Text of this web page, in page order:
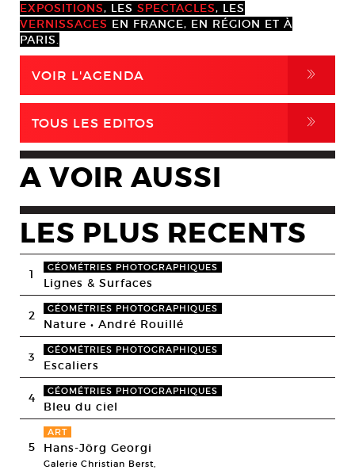
EXPOSITIONS, LES SPECTACLES, LES
VERNISSAGES EN FRANCE, EN RÉGION ET À
PARIS.
VOIR L'AGENDA ,
TOUS LES EDITOS ,
A VOIR AUSSI
LES PLUS RECENTS
1 GÉOMÉTRIES PHOTOGRAPHIQUES
Lignes & Surfaces
2 GÉOMÉTRIES PHOTOGRAPHIQUES
Nature • André Rouillé
3 GÉOMÉTRIES PHOTOGRAPHIQUES
Escaliers
4 GÉOMÉTRIES PHOTOGRAPHIQUES
Bleu du ciel
5
ART
Hans-Jörg Georgi
Galerie Christian Berst,